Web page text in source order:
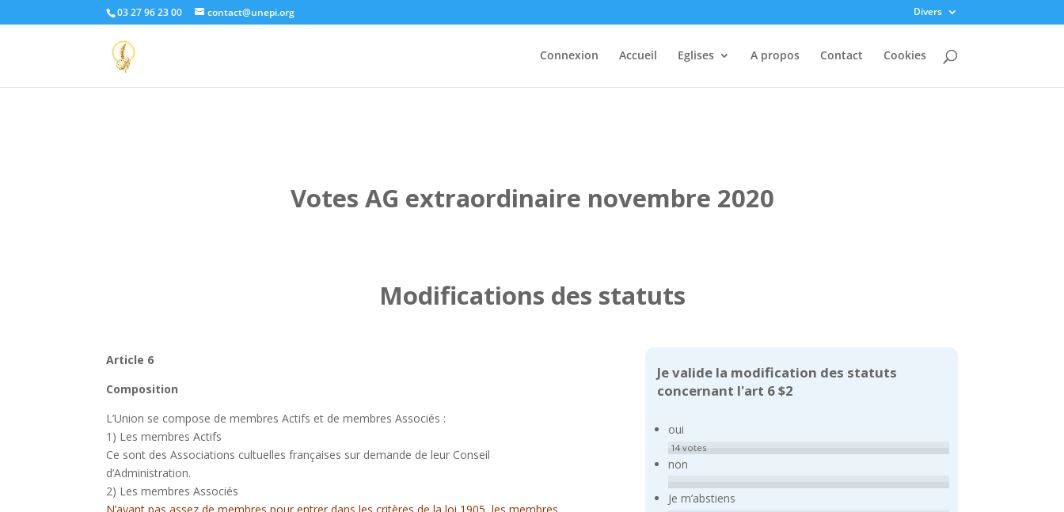
03 27 96 23 00 contact@unepi.org Divers
Connexion Accueil Eglises A propos Contact Cookies
Votes AG extraordinaire novembre 2020
Modifications des statuts
Article 6
Composition
L’Union se compose de membres Actifs et de membres Associés :
1) Les membres Actifs
Ce sont des Associations cultuelles françaises sur demande de leur Conseil
d’Administration.
2) Les membres Associés
Je valide la modification des statuts
concernant l'art 6 $2
oui
14votes
non
Je m’abstiens